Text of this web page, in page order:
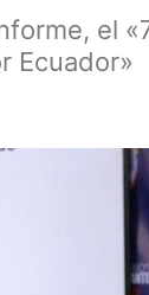
el
Ecuador»